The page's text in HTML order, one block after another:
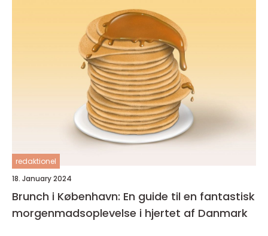
redaktionel
18. January 2024
Brunch i København: En guide til en fantastisk
morgenmadsoplevelse i hjertet af Danmark